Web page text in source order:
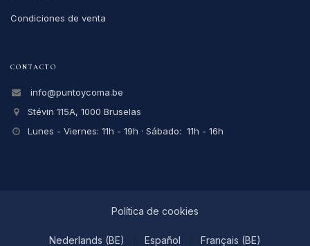
Condiciones de venta
CONTACTO
info@puntoycoma.be
Stévin 115A, 1000 Bruselas
Lunes - Viernes: 11h - 19h · Sábado: 11h - 16h
Política de cookies
Nederlands (BE) Español Français (BE)